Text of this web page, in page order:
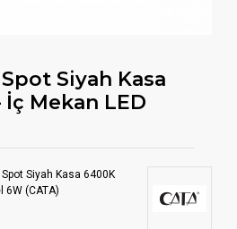
Siyah Kasa
Mekan LED
Siyah Kasa 6400K
6W (CATA)